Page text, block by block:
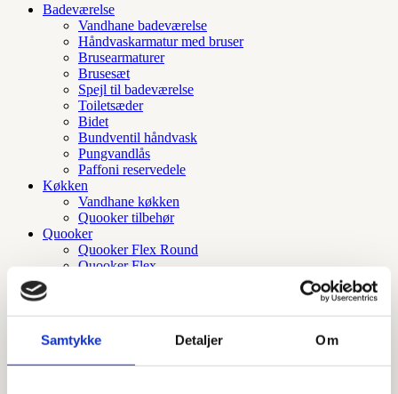
Samtykke Detaljer Om
Badeværelse
Vandhane badeværelse
Håndvaskarmatur med bruser
Brusearmaturer
Brusesæt
Spejl til badeværelse
Toiletsæder
Bidet
Bundventil håndvask
Pungvandlås
Paffoni reservedele
Køkken
Vandhane køkken
Quooker tilbehør
Quooker
Quooker Flex Round
Quooker Flex
Quooker fusion round
Quooker Square
Quooker Round